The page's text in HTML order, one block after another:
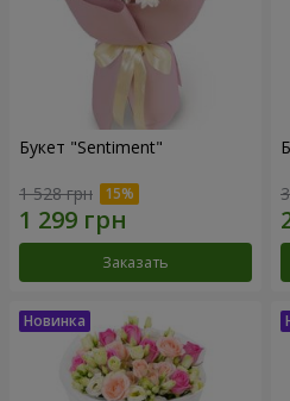
Букет "Sentiment"
1 528 грн
Заказать